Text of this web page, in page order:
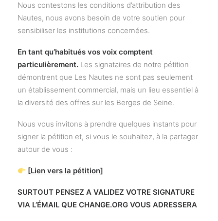
Nous contestons les conditions d’attribution des
Nautes, nous avons besoin de votre soutien pour
sensibiliser les institutions concernées.
En tant qu’habitués vos voix comptent
particulièrement. Les signataires de notre pétition
démontrent que Les Nautes ne sont pas seulement
un établissement commercial, mais un lieu essentiel à
la diversité des offres sur les Berges de Seine.
Nous vous invitons à prendre quelques instants pour
signer la pétition et, si vous le souhaitez, à la partager
autour de vous :
[Lien vers la pétition]
SURTOUT PENSEZ A VALIDEZ VOTRE SIGNATURE
VIA L’ÉMAIL QUE CHANGE.ORG VOUS ADRESSERA